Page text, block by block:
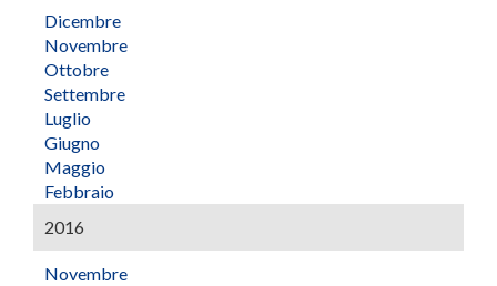
Dicembre
Novembre
Ottobre
Settembre
Luglio
Giugno
Maggio
Febbraio
2016
Novembre